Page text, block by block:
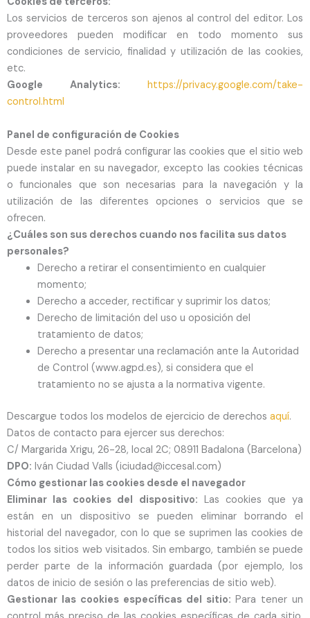
Los servicios de terceros son ajenos al control del editor. Los
proveedores pueden modificar en todo momento sus
condiciones de servicio, finalidad y utilización de las cookies,
etc.
Google Analytics: https://privacy.google.com/take-
control.html
Panel de configuración de Cookies
Desde este panel podrá configurar las cookies que el sitio web
puede instalar en su navegador, excepto las cookies técnicas
o funcionales que son necesarias para la navegación y la
utilización de las diferentes opciones o servicios que se
ofrecen.
¿Cuáles son sus derechos cuando nos facilita sus datos
personales?
Derecho a retirar el consentimiento en cualquier
momento;
Derecho a acceder, rectificar y suprimir los datos;
Derecho de limitación del uso u oposición del
tratamiento de datos;
Derecho a presentar una reclamación ante la Autoridad
de Control (www.agpd.es), si considera que el
tratamiento no se ajusta a la normativa vigente.
Descargue todos los modelos de ejercicio de derechos aquí.
Datos de contacto para ejercer sus derechos:
C/ Margarida Xrigu, 26-28, local 2C; 08911 Badalona (Barcelona)
DPO: Iván Ciudad Valls (iciudad@iccesal.com)
Cómo gestionar las cookies desde el navegador
Eliminar las cookies del dispositivo: Las cookies que ya
están en un dispositivo se pueden eliminar borrando el
historial del navegador, con lo que se suprimen las cookies de
todos los sitios web visitados. Sin embargo, también se puede
perder parte de la información guardada (por ejemplo, los
datos de inicio de sesión o las preferencias de sitio web).
Gestionar las cookies específicas del sitio: Para tener un